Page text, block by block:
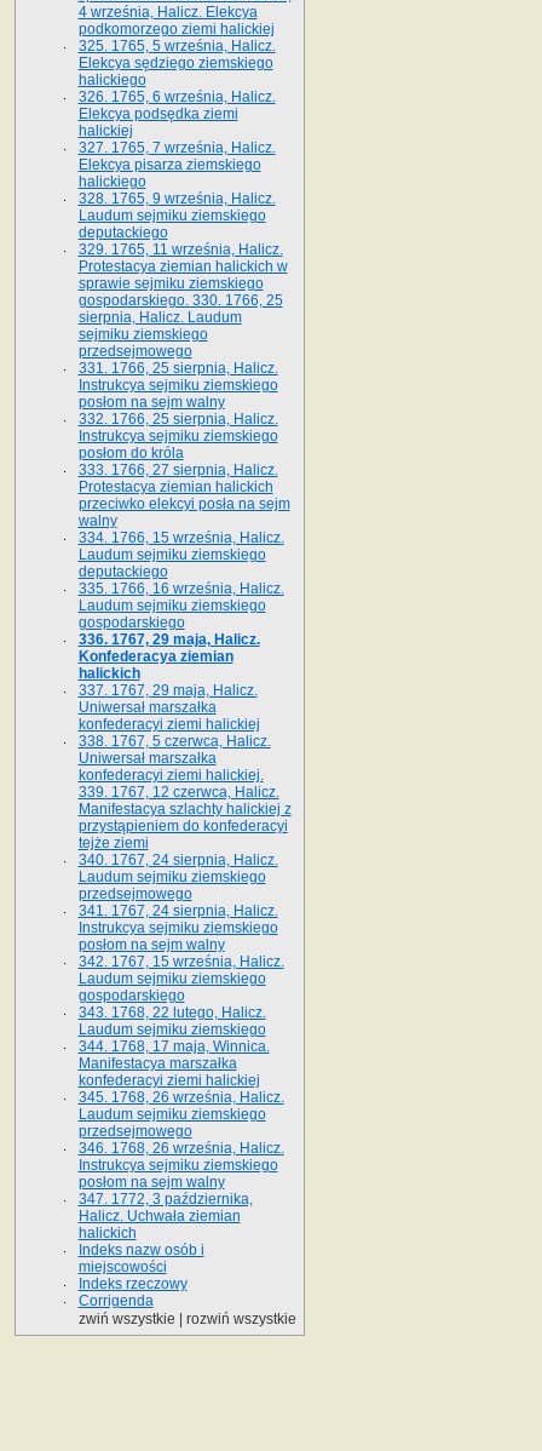
4 września, Halicz. Elekcya
podkomorzego ziemi halickiej
325. 1765, 5 września, Halicz.
Elekcya sędziego ziemskiego
halickiego
326. 1765, 6 września, Halicz.
Elekcya podsędka ziemi
halickiej
327. 1765, 7 września, Halicz.
Elekcya pisarza ziemskiego
halickiego
328. 1765, 9 września, Halicz.
Laudum sejmiku ziemskiego
deputackiego
329. 1765, 11 września, Halicz.
Protestacya ziemian halickich w
sprawie sejmiku ziemskiego
gospodarskiego. 330. 1766, 25
sierpnia, Halicz. Laudum
sejmiku ziemskiego
przedsejmowego
331. 1766, 25 sierpnia, Halicz.
Instrukcya sejmiku ziemskiego
posłom na sejm walny
332. 1766, 25 sierpnia, Halicz.
Instrukcya sejmiku ziemskiego
posłom do króla
333. 1766, 27 sierpnia, Halicz.
Protestacya ziemian halickich
przeciwko elekcyi posła na sejm
walny
334. 1766, 15 września, Halicz.
Laudum sejmiku ziemskiego
deputackiego
335. 1766, 16 września, Halicz.
Laudum sejmiku ziemskiego
gospodarskiego
336. 1767, 29 maja, Halicz.
Konfederacya ziemian
halickich
337. 1767, 29 maja, Halicz.
Uniwersał marszałka
konfederacyi ziemi halickiej
338. 1767, 5 czerwca, Halicz.
Uniwersał marszałka
konfederacyi ziemi halickiej.
339. 1767, 12 czerwca, Halicz.
Manifestacya szlachty halickiej z
przystąpieniem do konfederacyi
tejże ziemi
340. 1767, 24 sierpnia, Halicz.
Laudum sejmiku ziemskiego
przedsejmowego
341. 1767, 24 sierpnia, Halicz.
Instrukcya sejmiku ziemskiego
posłom na sejm walny
342. 1767, 15 września, Halicz.
Laudum sejmiku ziemskiego
gospodarskiego
343. 1768, 22 lutego, Halicz.
Laudum sejmiku ziemskiego
344. 1768, 17 maja, Winnica.
Manifestacya marszałka
konfederacyi ziemi halickiej
345. 1768, 26 września, Halicz.
Laudum sejmiku ziemskiego
przedsejmowego
346. 1768, 26 września, Halicz.
Instrukcya sejmiku ziemskiego
posłom na sejm walny
347. 1772, 3 października,
Halicz. Uchwała ziemian
halickich
Indeks nazw osób i
miejscowości
Indeks rzeczowy
Corrigenda
zwiń wszystkie
rozwiń wszystkie